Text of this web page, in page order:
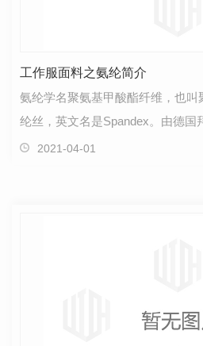
工作服面料之氨纶简介
氨纶学名聚氨基甲酸酯纤维，也
纶丝，英文名是Spandex。由德国
制，到1985年化学杜邦公司研发
2021-04-01